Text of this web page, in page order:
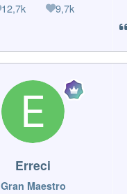
12,7k
messaggi 9,7k
Reputazione
Erreci
Gran Maestro